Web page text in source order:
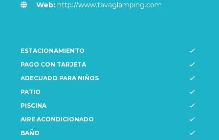
Web: http://www.tavaglamping.com
ESTACIONAMIENTO
PAGO CON TARJETA
ADECUADO PARA NIÑOS
PATIO
PISCINA
AIRE ACONDICIONADO
BAÑO